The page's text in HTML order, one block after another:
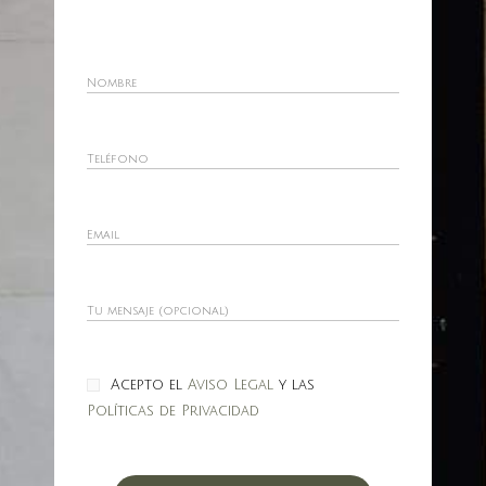
Acepto el Aviso Legal y las
Políticas de Privacidad